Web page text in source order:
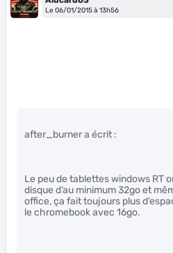
Le 06/01/2015 à 13h56
after_burner a écrit :
Le peu de tablettes windows RT
disque d’au minimum 32go et
office, ça fait toujours plus
le chromebook avec 16go.